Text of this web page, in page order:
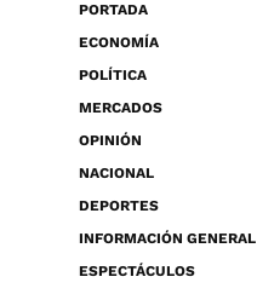
PORTADA
ECONOMÍA
POLÍTICA
MERCADOS
OPINIÓN
NACIONAL
DEPORTES
INFORMACIÓN GENERAL
ESPECTÁCULOS